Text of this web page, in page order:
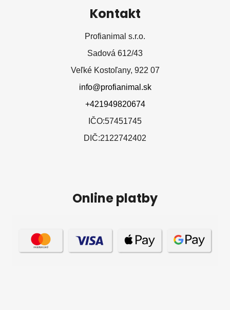
Kontakt
Profianimal s.r.o.
Sadová 612/43
Veľké Kostoľany, 922 07
info@profianimal.sk
+421949820674
IČO:57451745
DIČ:2122742402
Online platby